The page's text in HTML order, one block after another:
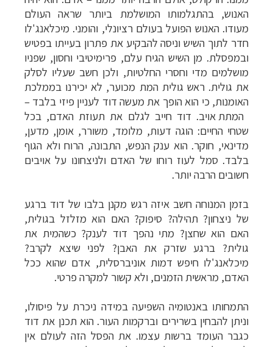
האנוש, בהתגלמותו המושלמת ביותר שראה העולם
מעודו. האנוש הפועל בעולם רציונלי, והומני. מיכלאנג'לו
חדר לתוך השיש וניסה להבקיע את פתרון בעייתו בפטיש
ובמפסלת. מן השיש הגיח עלם, פרימיטיבי וחסון, שפניו
מושלמים מדי וחסרי החלטיות, ולכן חשב שעליו לסלק
את גולית. ראש גולית המת מכוער, לא יכירנו בממלכת
האומנות, כי הוא הופך את מעשה דוד לעניין פיזי בלבד –
המתת אויב. דוד חייב לגלם את תעוזת האדם, בכל
שטחי החיים: הוגה דעות, מלומד, משורר, אומן, מדען,
מדינאי, חוקר. הוא ענק הנפש, התבונה, הרוח ולא הגוף
בלבד. סמל לעוז רוחו של האדם ולניצחונו על אויבים
חשובים הרבה יותר.
בזמן המנוחה חשב איזה רגש מקנן בלבו של דוד ברגע
של ניצחון? תהילה? סיפוק? האם הוא מזלזל בגולית,
האם הוא שחצן? מתי נהפך דוד לענק? כשהמית את
גולית? ברגע שזרק את האבן? לפני שיצא לקרב?
מיכלאנג'לו חיפש דמות אוניברסלית, אדם שהוא ככל
האדם, מראשית הזמנים, ולא קשור למקרה פרטי.
התמחותו באנטומיה השפיעה במידה ניכרת על פיסולו,
וניתן להבחין בשרירים וברקמות העור.הוא תכנן את דוד
כגבר העומד ברשות עצמו. את הפסל הזה לעולם אין